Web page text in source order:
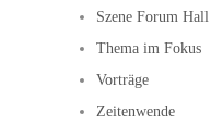
Szene Forum Hall
Thema im Fokus
Vorträge
Zeitenwende